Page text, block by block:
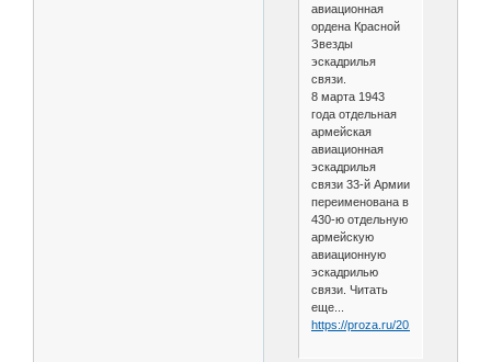
авиационная
ордена Красной
Звезды
эскадрилья
связи.
8 марта 1943
года отдельная
армейская
авиационная
эскадрилья
связи 33-й Армии
переименована в
430-ю отдельную
армейскую
авиационную
эскадрилью
связи. Читать
еще...
https://proza.ru/2019/08/05/1606